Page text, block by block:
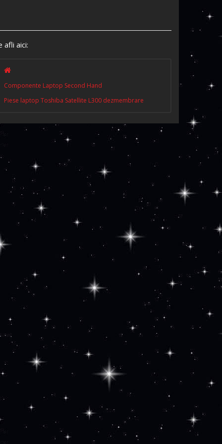
afli aici:
Componente Laptop Second Hand
Piese laptop Toshiba Satellite L300 dezmembrare